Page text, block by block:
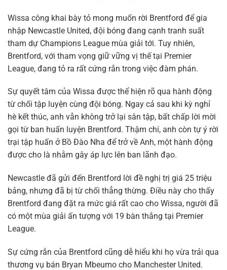
Wissa công khai bày tỏ mong muốn rời Brentford để gia
nhập Newcastle United, đội bóng đang cạnh tranh suất
tham dự Champions League mùa giải tới. Tuy nhiên,
Brentford, với tham vọng giữ vững vị thế tại Premier
League, đang tỏ ra rất cứng rắn trong việc đàm phán.
Sự quyết tâm của Wissa được thể hiện rõ qua hành động
từ chối tập luyện cùng đội bóng. Ngay cả sau khi kỳ nghỉ
hè kết thúc, anh vẫn không trở lại sân tập, bất chấp lời mời
gọi từ ban huấn luyện Brentford. Thậm chí, anh còn tự ý rời
trại tập huấn ở Bồ Đào Nha để trở về Anh, một hành động
được cho là nhằm gây áp lực lên ban lãnh đạo.
Newcastle đã gửi đến Brentford lời đề nghị trị giá 25 triệu
bảng, nhưng đã bị từ chối thẳng thừng. Điều này cho thấy
Brentford đang đặt ra mức giá rất cao cho Wissa, người đã
có một mùa giải ấn tượng với 19 bàn thắng tại Premier
League.
Sự cứng rắn của Brentford cũng dễ hiểu khi họ vừa trải qua
thương vụ bán Bryan Mbeumo cho Manchester United.